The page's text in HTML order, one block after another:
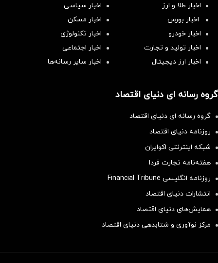
اخبار طلا و ارز
اخبار سیاسی
اخبار بورس
اخبار مسکن
اخبار خودرو
اخبار تکنولوژی
اخبار تولید و تجارت
اخبار اجتماعی
اخبار ارز دیجیتال
اخبار سایر رسانه‌‌ها
گروه رسانه ای دنیای اقتصاد
گروه رسانه ای دنیای اقتصاد
روزنامه دنیای اقتصاد
شبکه اینترنتی اکوایران
هفته‌نامه تجارت فردا
روزنامه انگلیسی Financial Tribune
انتشارات دنیای اقتصاد
همایش‌های دنیای اقتصاد
مرکز نوآوری و شتابدهی دنیای اقتصاد